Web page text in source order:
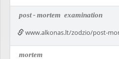
post-mortem examination
www.alkonas.lt/zodzio/post-
mortem